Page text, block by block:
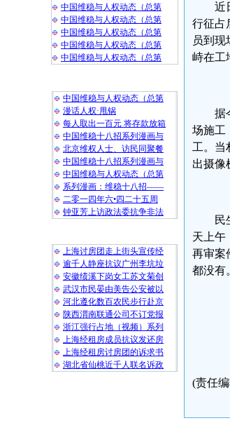
中国维稳与人权动态（总第
中国维稳与人权动态（总第
中国维稳与人权动态（总第
中国维稳与人权动态（总第
中国维稳与人权动态（总第
中国维稳与人权动态（总第
漫话人权·甩锅
每人取出一百元 将存款放箱
中国维稳十八招系列漫画与
北京维权人士、访民同聚餐
中国维稳十八招系列漫画与
中国维稳与人权动态（总第
系列漫画：维稳十八招——
二零一四年六•四二十五周
钟亚芳上访政法委抗争非法
上海讨房团走上街头宣传经
逾千人静座抗议广州李坑垃
安徽绩溪下岗女工苏文菊创
武汉市民晏由美告公安被以
河北遵化数百农民步行赴京
陕西渭南联通公司不订党报
浙江强行占地（视频）系列
上海经租房成员抗议发还房
上海经租房讨房团的诉求书
湖北省仙桃近千人联名诉政
近
行征占
员到现
峙在工
据
场施工
工。当
出摄像
民
天上午
再审案
都没有。
(责任